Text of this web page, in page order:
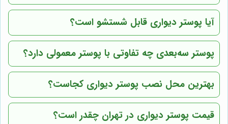
آیا پوستر دیواری قابل شستشو است؟
پوستر سه‌بعدی چه تفاوتی با پوستر معمولی دارد؟
بهترین محل نصب پوستر دیواری کجاست؟
قیمت پوستر دیواری در تهران چقدر است؟